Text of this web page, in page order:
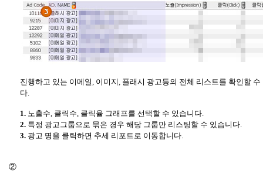
진행하고 있는 이메일, 이미지, 플래시 광고등의 전체 리스트를 확인할 수
다.
1. 노출수, 클릭수, 클릭율 그래프를 선택할 수 있습니다.
2. 특정 광고그룹으로 묶은 경우 해당 그룹만 리스팅할 수 있습니다.
3. 광고 명을 클릭하면 추세 리포트로 이동합니다.
②